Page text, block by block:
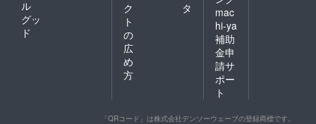
ル
グッ
ド
ク
ト
の
広
め
方
タ
mac
hi-ya
補助
金申
請サ
ポー
ト
「QRコード」は株式会社デンソーウェーブの登録商標です。